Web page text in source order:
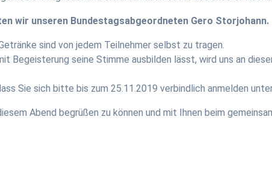
wir unseren Bundestagsabgeordneten Gero Storjohann.
sind von jedem Teilnehmer selbst zu tragen.
Begeisterung seine Stimme ausbilden lässt, wird uns an
Sie sich bitte bis zum 25.11.2019 verbindlich anmelden
Abend begrüßen zu können und mit Ihnen beim